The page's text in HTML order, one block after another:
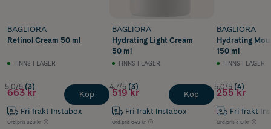
BAGLIORA
Retinol Cream 50 ml
FINNS I LAGER
5.0/5 (3)
663 kr
Fri frakt Instabox
Ord.pris 829 kr
Köp
BAGLIORA
Hydrating Light Cream
50 ml
FINNS I LAGER
4.7/5 (3)
519 kr
Fri frakt Instabox
Ord.pris 649 kr
Köp
BAGLIORA
Hydrating
150 ml
FINNS I LAGER
5.0/5 (4)
255 kr
Fri frakt
Ord.pris 319 kr